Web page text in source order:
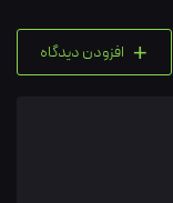
+ افزودن دیدگاه